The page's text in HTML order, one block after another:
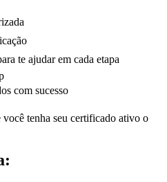
te ajudar em cada etapa
com sucesso
tenha seu certificado ativo o